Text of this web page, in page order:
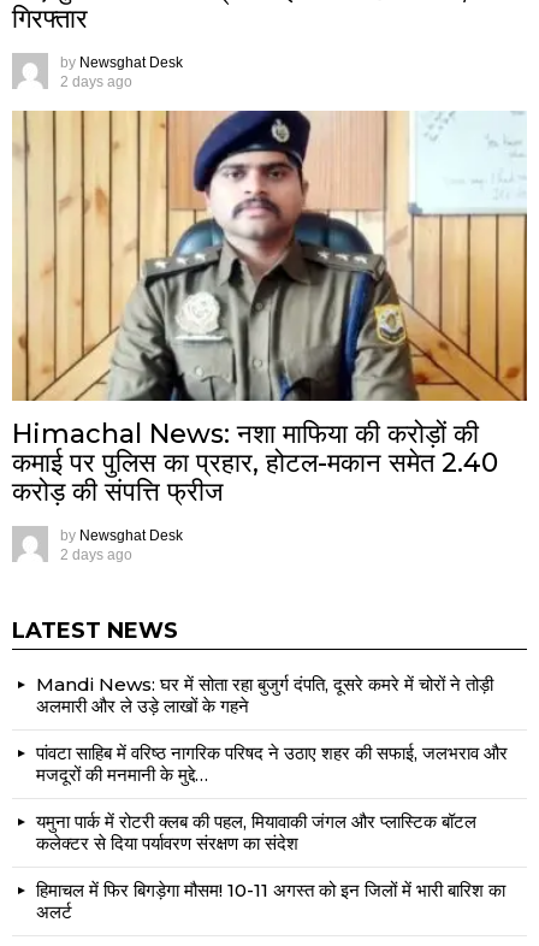
गिरफ्तार
by Newsghat Desk
2 days ago
Himachal News: नशा माफिया की करोड़ों की
कमाई पर पुलिस का प्रहार, होटल-मकान समेत 2.40
करोड़ की संपत्ति फ्रीज
by Newsghat Desk
2 days ago
LATEST NEWS
Mandi News: घर में सोता रहा बुजुर्ग दंपति, दूसरे कमरे में चोरों ने तोड़ी
अलमारी और ले उड़े लाखों के गहने
पांवटा साहिब में वरिष्ठ नागरिक परिषद ने उठाए शहर की सफाई, जलभराव और
मजदूरों की मनमानी के मुद्दे…
यमुना पार्क में रोटरी क्लब की पहल, मियावाकी जंगल और प्लास्टिक बॉटल
कलेक्टर से दिया पर्यावरण संरक्षण का संदेश
हिमाचल में फिर बिगड़ेगा मौसम! 10-11 अगस्त को इन जिलों में भारी बारिश का
अलर्ट